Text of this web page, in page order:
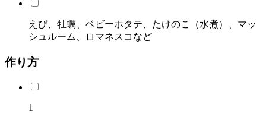
えび、牡蠣、ベビーホタテ、たけのこ（水煮）、マッ
シュルーム、ロマネスコなど
作り方
1